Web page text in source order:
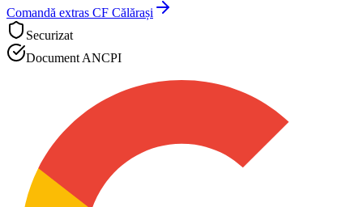
Comandă extras CF Călărași
Securizat
Document ANCPI